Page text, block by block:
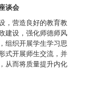
谈会
，营造良好的教育教
建设，强化师德师风
组织开展学生学习思
式开展师生交流，并
从而将质量提升内化